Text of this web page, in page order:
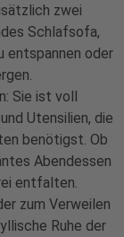
zwei
Schlafsofa,
entspannen oder
Sie ist voll
Utensilien, die
benötigst. Ob
Abendessen
entfalten.
zum Verweilen
Ruhe der